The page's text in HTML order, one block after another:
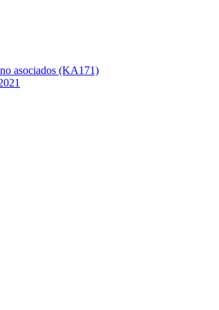
asociados (KA171)